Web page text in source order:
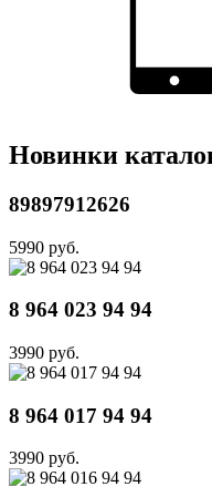
Новинки
89897912626
5990 руб.
8 964 023 94 94
3990 руб.
8 964 017 94 94
3990 руб.